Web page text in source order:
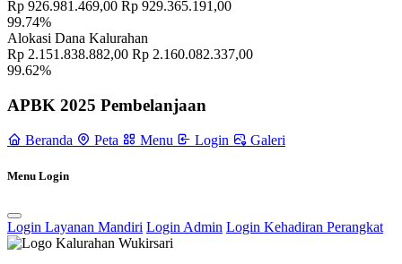
RT/RW 11 November 2021
Rp 926.981.469,00 Rp 929.365.191,00
99.74%
Alokasi Dana Kalurahan
Rp 2.151.838.882,00 Rp 2.160.082.337,00
99.62%
APBK 2025 Pembelanjaan
Beranda Peta Menu Login Galeri
Menu Login
Login Layanan Mandiri Login Admin Login Kehadiran Perangkat